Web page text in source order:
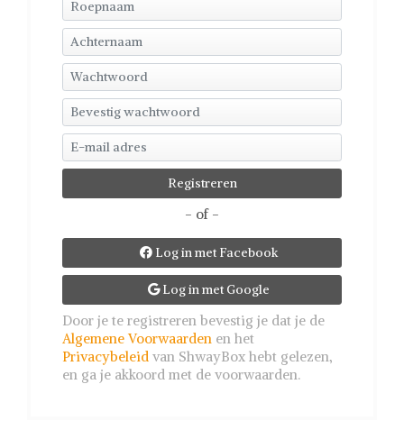
- of -
Log in met Facebook
Log in met Google
Door je te registreren bevestig je dat je de
Algemene Voorwaarden en het
Privacybeleid van ShwayBox hebt gelezen,
en ga je akkoord met de voorwaarden.